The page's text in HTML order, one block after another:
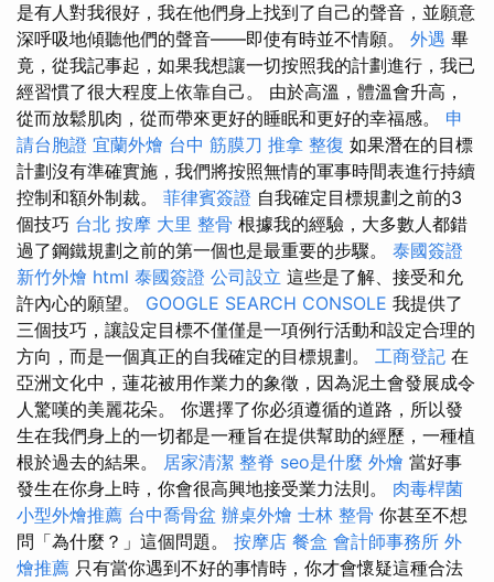
是有人對我很好，我在他們身上找到了自己的聲音，並願意
深呼吸地傾聽他們的聲音——即使有時並不情願。 外遇 畢
竟，從我記事起，如果我想讓一切按照我的計劃進行，我已
經習慣了很大程度上依靠自己。 由於高溫，體溫會升高，
從而放鬆肌肉，從而帶來更好的睡眠和更好的幸福感。 申
請台胞證 宜蘭外燴 台中 筋膜刀 推拿 整復 如果潛在的目標
計劃沒有準確實施，我們將按照無情的軍事時間表進行持續
控制和額外制裁。 菲律賓簽證 自我確定目標規劃之前的3
個技巧 台北 按摩 大里 整骨 根據我的經驗，大多數人都錯
過了鋼鐵規劃之前的第一個也是最重要的步驟。 泰國簽證
新竹外燴 html 泰國簽證 公司設立 這些是了解、接受和允
許內心的願望。 GOOGLE SEARCH CONSOLE 我提供了
三個技巧，讓設定目標不僅僅是一項例行活動和設定合理的
方向，而是一個真正的自我確定的目標規劃。 工商登記 在
亞洲文化中，蓮花被用作業力的象徵，因為泥土會發展成令
人驚嘆的美麗花朵。 你選擇了你必須遵循的道路，所以發
生在我們身上的一切都是一種旨在提供幫助的經歷，一種植
根於過去的結果。 居家清潔 整脊 seo是什麼 外燴 當好事
發生在你身上時，你會很高興地接受業力法則。 肉毒桿菌
小型外燴推薦 台中喬骨盆 辦桌外燴 士林 整骨 你甚至不想
問「為什麼？」這個問題。 按摩店 餐盒 會計師事務所 外
燴推薦 只有當你遇到不好的事情時，你才會懷疑這種合法